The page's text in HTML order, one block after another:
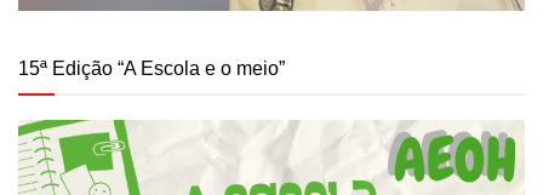
15ª Edição “A Escola e o meio”